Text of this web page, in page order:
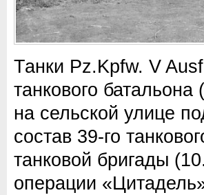
Танки Pz.Kpfw. V
танкового
на сельской улице
состав 39-го
танковой бригады
операции